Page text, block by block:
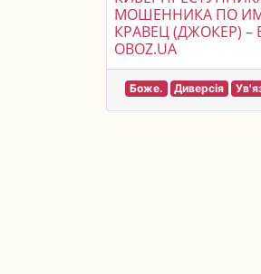
МОШЕННИКА ПО
КРАВЕЦ (ДЖОКЕР) –
OBOZ.UA
Боже. Диверсія